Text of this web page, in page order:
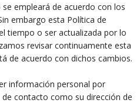
empleará de acuerdo con los
embargo esta Política de
tiempo o ser actualizada por lo
revisar continuamente esta
de acuerdo con dichos cambios.
información personal por
contacto como su dirección de